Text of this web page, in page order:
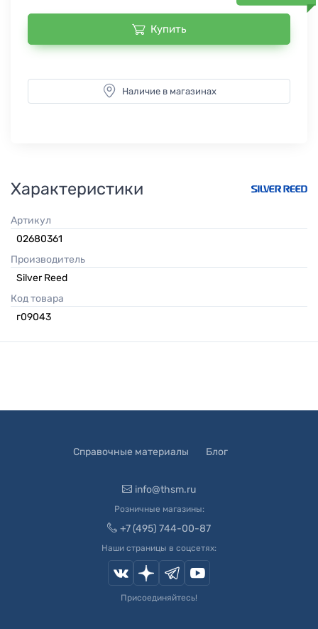
Купить
Наличие в магазинах
Характеристики
Артикул
02680361
Производитель
Silver Reed
Код товара
г09043
Справочные материалы Блог
info@thsm.ru
Розничные магазины:
+7 (495) 744-00-87
Наши страницы в соцсетях:
Присоединяйтесь!